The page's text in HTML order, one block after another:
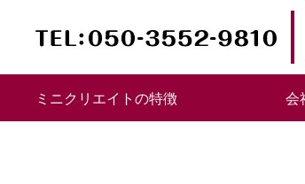
ミニクリエイトの特徴 会